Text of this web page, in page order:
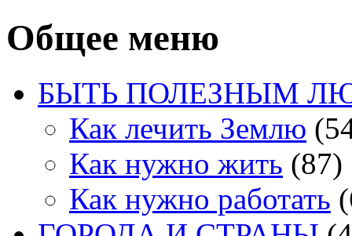
Общее меню
БЫТЬ ПОЛЕЗНЫМ
Как лечить Землю
Как нужно жить (87)
Как нужно работать